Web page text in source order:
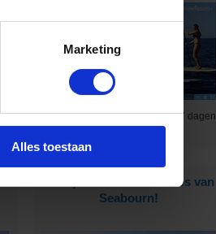
Marketing
Alles toestaan
Ontdek 4 tropische eilanden in 7 dagen
Dit zijn de ultraluxe suites van
Seabourn!